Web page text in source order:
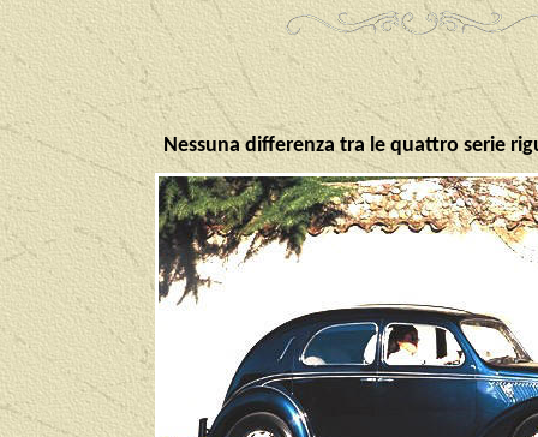
Nessuna differenza tra le quattro serie